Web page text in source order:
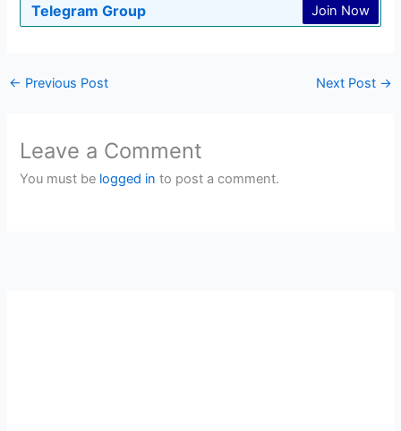
Telegram Group Join Now
← Previous Post Next Post →
Leave a Comment
You must be logged in to post a comment.